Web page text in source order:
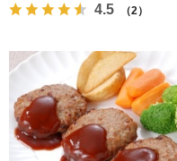
4.5 （2）